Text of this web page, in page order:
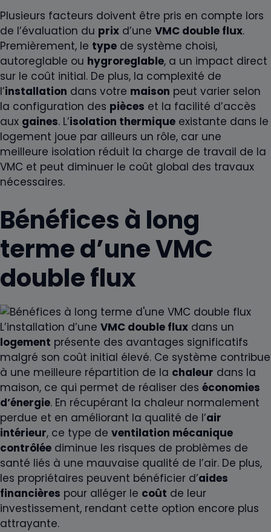
Plusieurs facteurs doivent être pris en compte lors
de l’évaluation du prix d’une VMC double flux.
Premièrement, le type de système choisi,
autoreglable ou hygroreglable, a un impact direct
sur le coût initial. De plus, la complexité de
l’installation dans votre maison peut varier selon
la configuration des pièces et la facilité d’accès
aux gaines. L’isolation thermique existante dans le
logement joue par ailleurs un rôle, car une
meilleure isolation réduit la charge de travail de la
VMC et peut diminuer le coût global des travaux
nécessaires.
Bénéfices à long
terme d’une VMC
double flux
L’installation d’une VMC double flux dans un
logement présente des avantages significatifs
malgré son coût initial élevé. Ce système contribue
à une meilleure répartition de la chaleur dans la
maison, ce qui permet de réaliser des économies
d’énergie. En récupérant la chaleur normalement
perdue et en améliorant la qualité de l’air
intérieur, ce type de ventilation mécanique
contrôlée diminue les risques de problèmes de
santé liés à une mauvaise qualité de l’air. De plus,
les propriétaires peuvent bénéficier d’aides
financières pour alléger le coût de leur
investissement, rendant cette option encore plus
attrayante.